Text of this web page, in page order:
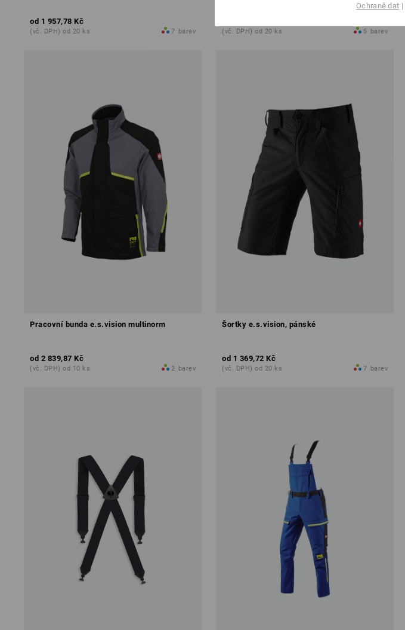
od 1 957,78 Kč
(vč. DPH) od 20 ks 7 barev (vč. DPH) od 20 ks 5 barev
Pracovní bunda e.s.vision multinorm
od 2 839,87 Kč
(vč. DPH) od 10 ks 2 barev
Šortky e.s.vision, pánské
od 1 369,72 Kč
(vč. DPH) od 20 ks 7 barev
Ochraně dat |